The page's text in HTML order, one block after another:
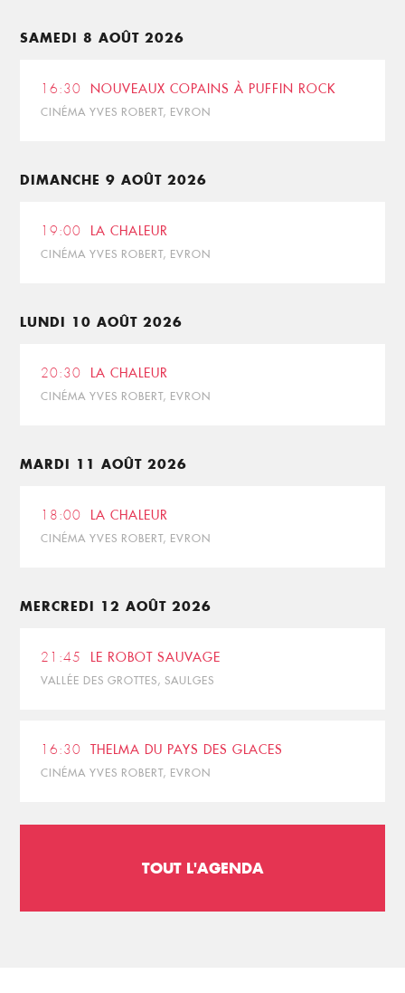
SAMEDI 8 AOÛT 2026
16:30 NOUVEAUX COPAINS À PUFFIN ROCK
CINÉMA YVES ROBERT, EVRON
DIMANCHE 9 AOÛT 2026
19:00 LA CHALEUR
CINÉMA YVES ROBERT, EVRON
LUNDI 10 AOÛT 2026
20:30 LA CHALEUR
CINÉMA YVES ROBERT, EVRON
MARDI 11 AOÛT 2026
18:00 LA CHALEUR
CINÉMA YVES ROBERT, EVRON
MERCREDI 12 AOÛT 2026
21:45 LE ROBOT SAUVAGE
VALLÉE DES GROTTES, SAULGES
16:30 THELMA DU PAYS DES GLACES
CINÉMA YVES ROBERT, EVRON
TOUT L'AGENDA